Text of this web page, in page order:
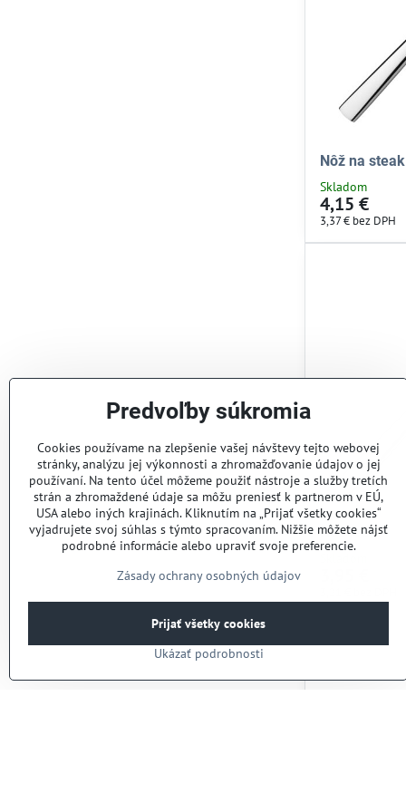
Nôž na steak
Skladom
4,15 €
3,37 € bez DPH
Nôž jedál.
Predvoľby súkromia
Cookies používame na zlepšenie vašej návštevy tejto webovej
stránky, analýzu jej výkonnosti a zhromažďovanie údajov o jej
používaní. Na tento účel môžeme použiť nástroje a služby tretích
strán a zhromaždené údaje sa môžu preniesť k partnerom v EÚ,
USA alebo iných krajinách. Kliknutím na „Prijať všetky cookies“
vyjadrujete svoj súhlas s týmto spracovaním. Nižšie môžete nájsť
podrobné informácie alebo upraviť svoje preferencie.
Zásady ochrany osobných údajov
Ukázať podrobnosti
Prijať všetky cookies